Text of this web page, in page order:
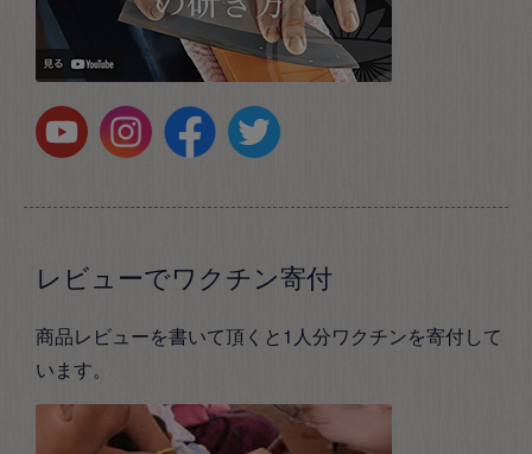
レビューでワクチン寄付
商品レビューを書いて頂くと1人分ワクチンを寄付して
います。